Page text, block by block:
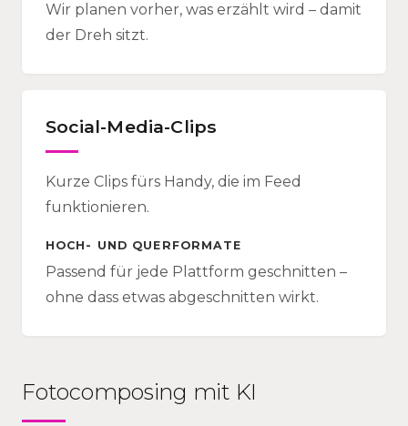
Wir planen vorher, was erzählt wird – damit
der Dreh sitzt.
Social-Media-Clips
Kurze Clips fürs Handy, die im Feed
funktionieren.
HOCH- UND QUERFORMATE
Passend für jede Plattform geschnitten –
ohne dass etwas abgeschnitten wirkt.
Fotocomposing mit KI